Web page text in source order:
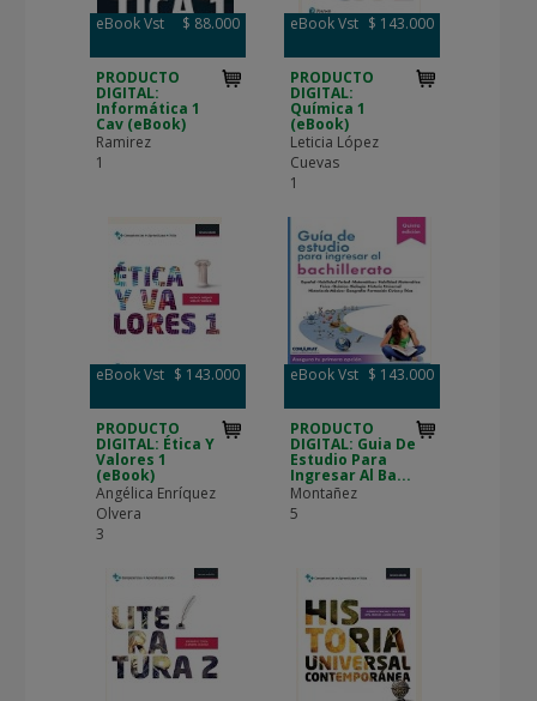
eBook Vst $ 88.000
PRODUCTO
DIGITAL:
Informática 1
Cav (eBook)
Ramirez
1
eBook Vst $ 143.000
PRODUCTO
DIGITAL:
Química 1
(eBook)
Leticia López
Cuevas
1
eBook Vst $ 143.000
PRODUCTO
DIGITAL: Ética Y
Valores 1
(eBook)
Angélica Enríquez
Olvera
3
eBook Vst $ 143.000
PRODUCTO
DIGITAL: Guia De
Estudio Para
Ingresar Al Ba...
Montañez
5